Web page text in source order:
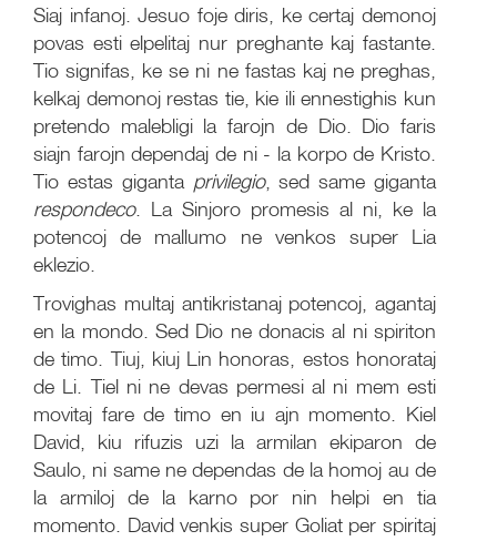
Siaj infanoj. Jesuo foje diris, ke certaj demonoj
povas esti elpelitaj nur preghante kaj fastante.
Tio signifas, ke se ni ne fastas kaj ne preghas,
kelkaj demonoj restas tie, kie ili ennestighis kun
pretendo malebligi la farojn de Dio. Dio faris
siajn farojn dependaj de ni - la korpo de Kristo.
Tio estas giganta privilegio, sed same giganta
respondeco. La Sinjoro promesis al ni, ke la
potencoj de mallumo ne venkos super Lia
eklezio.
Trovighas multaj antikristanaj potencoj, agantaj
en la mondo. Sed Dio ne donacis al ni spiriton
de timo. Tiuj, kiuj Lin honoras, estos honorataj
de Li. Tiel ni ne devas permesi al ni mem esti
movitaj fare de timo en iu ajn momento. Kiel
David, kiu rifuzis uzi la armilan ekiparon de
Saulo, ni same ne dependas de la homoj au de
la armiloj de la karno por nin helpi en tia
momento. David venkis super Goliat per spiritaj